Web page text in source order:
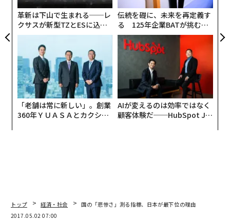
革新は下山で生まれる──レ
クサスが新型TZとESに込め
た「DISCOVER」の哲学
伝統を礎に、未来を再定義す
る 125年企業BATが挑むス
モークレスな未来
「老舗は常に新しい」。創業
360年ＹＵＡＳＡとカクシン
AIが変えるのは効率ではなく
顧客体験だ──HubSpot Ja
トップ 経済・社会
国の「悲惨さ」測る指標、日本が最下位の理由
2017.05.02 07:00